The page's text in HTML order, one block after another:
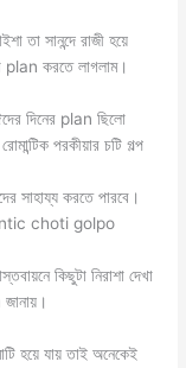
তা সানন্দে রাজী হয়ে
plan করতে লাগলাম।
দিনের plan ছিলো
পরকীয়ার চটি গল্প
সাহায্য করতে পারবে।
choti golpo
কিছুটা নিরাশা দেখা
হয়ে যায় তাই অনেকেই